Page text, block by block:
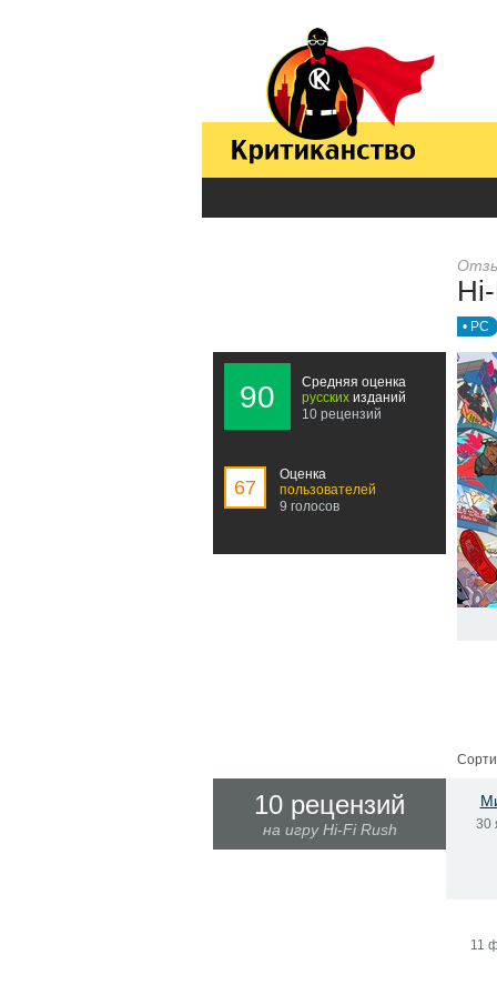
• PC
90
Средняя оценка
русских изданий
10 рецензий
67
Оценка
пользователей
9 голосов
10 рецензий
на игру Hi-Fi Rush 30
11